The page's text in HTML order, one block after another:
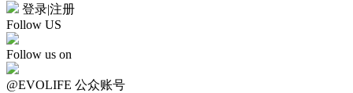
登录|注册
Follow US
Follow us on
@EVOLIFE 公众账号